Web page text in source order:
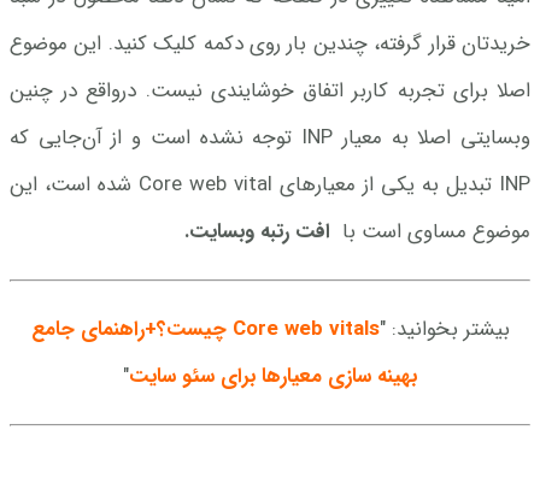
خریدتان قرار گرفته، چندین بار روی دکمه کلیک کنید. این موضوع
اصلا برای تجربه کاربر اتفاق خوشایندی نیست. درواقع در چنین
وبسایتی اصلا به معیار INP توجه نشده است و از آن‌جایی که
INP تبدیل به یکی از معیارهای Core web vital شده است، این
موضوع مساوی است با افت رتبه وبسایت.
بیشتر بخوانید: "
Core web vitals چیست؟+راهنمای جامع
بهینه سازی معیارها برای سئو سایت"